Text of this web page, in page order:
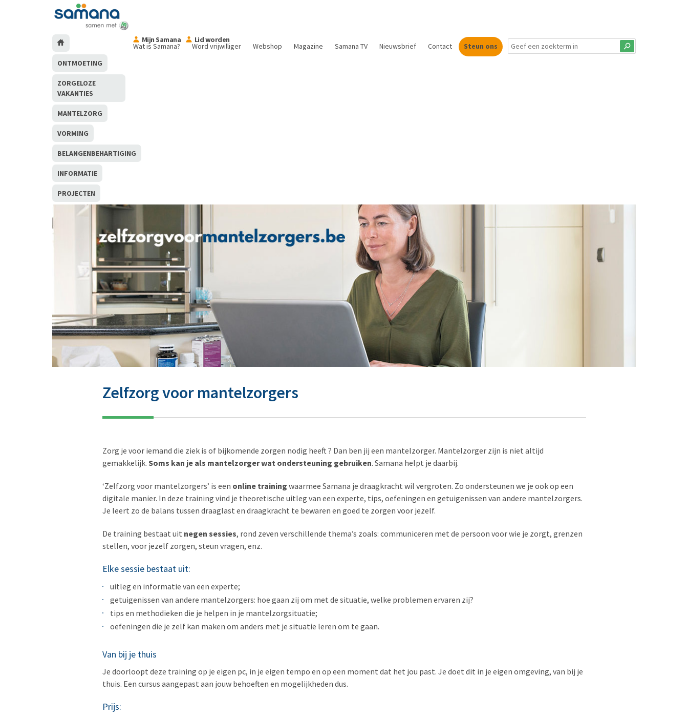
Wat is Samana? Word vrijwilliger Webshop Magazine Samana TV Nieuwsbrief Contact
Steun ons
ONTMOETING
ZORGELOZE
VAKANTIES
MANTELZORG
VORMING
BELANGENBEHARTIGING
INFORMATIE
PROJECTEN
Mijn Samana Lid worden
Zelfzorg voor mantelzorgers
Zorg je voor iemand die ziek is of bijkomende zorgen nodig heeft ? Dan ben jij een mantelzorger. Mantelzorger zijn is niet altijd
gemakkelijk. Soms kan je als mantelzorger wat ondersteuning gebruiken. Samana helpt je daarbij.
‘Zelfzorg voor mantelzorgers’ is een online training waarmee Samana je draagkracht wil vergroten. Zo ondersteunen we je ook op een
digitale manier. In deze training vind je theoretische uitleg van een experte, tips, oefeningen en getuigenissen van andere mantelzorgers.
Je leert zo de balans tussen draaglast en draagkracht te bewaren en goed te zorgen voor jezelf.
De training bestaat uit negen sessies, rond zeven verschillende thema’s zoals: communiceren met de persoon voor wie je zorgt, grenzen
stellen, voor jezelf zorgen, steun vragen, enz.
Elke sessie bestaat uit:
uitleg en informatie van een experte;
getuigenissen van andere mantelzorgers: hoe gaan zij om met de situatie, welke problemen ervaren zij?
tips en methodieken die je helpen in je mantelzorgsituatie;
oefeningen die je zelf kan maken om anders met je situatie leren om te gaan.
Van bij je thuis
Je doorloopt deze training op je eigen pc, in je eigen tempo en op een moment dat het jou past. Je doet dit in je eigen omgeving, van bij je
thuis. Een cursus aangepast aan jouw behoeften en mogelijkheden dus.
Prijs: